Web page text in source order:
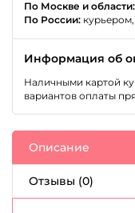
По Москве и области:
По России:
Информация об
Наличными картой
вариантов оплаты
Описание
Отзывы (0)